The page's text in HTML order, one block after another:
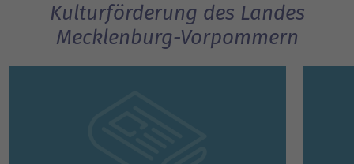
Kulturförderung des Landes
Mecklenburg-Vorpommern